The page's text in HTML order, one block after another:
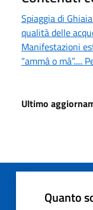
Spiaggia di
qualità delle
Manifestazioni
“ammâ o mâ”.....
Ultimo
Quanto